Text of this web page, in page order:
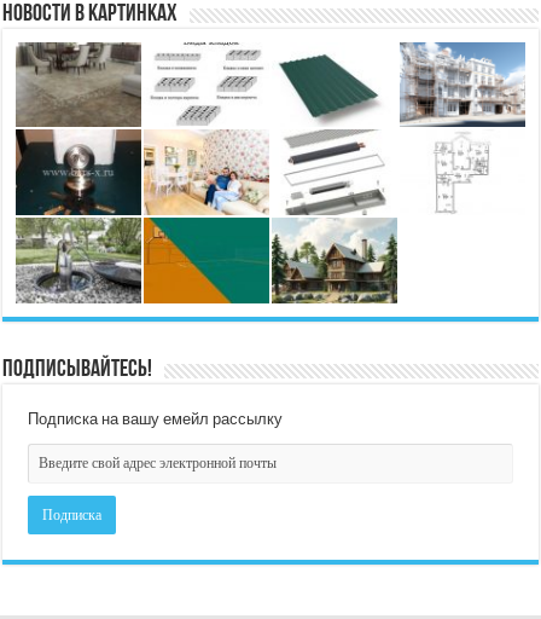
Новости в картинках
Подписывайтесь!
Подписка на вашу емейл рассылку